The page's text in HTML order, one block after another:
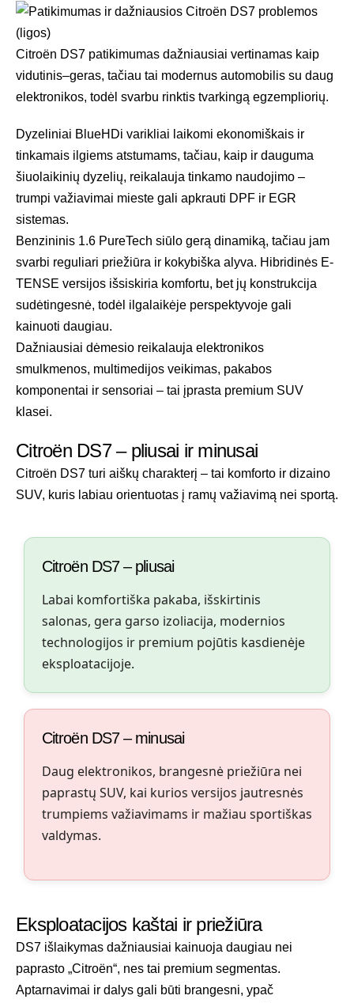
Citroën DS7 patikimumas dažniausiai vertinamas kaip
vidutinis–geras, tačiau tai modernus automobilis su daug
elektronikos, todėl svarbu rinktis tvarkingą egzempliorių.
Dyzeliniai BlueHDi varikliai laikomi ekonomiškais ir
tinkamais ilgiems atstumams, tačiau, kaip ir dauguma
šiuolaikinių dyzelių, reikalauja tinkamo naudojimo –
trumpi važiavimai mieste gali apkrauti DPF ir EGR
sistemas.
Benzininis 1.6 PureTech siūlo gerą dinamiką, tačiau jam
svarbi reguliari priežiūra ir kokybiška alyva. Hibridinės E-
TENSE versijos išsiskiria komfortu, bet jų konstrukcija
sudėtingesnė, todėl ilgalaikėje perspektyvoje gali
kainuoti daugiau.
Dažniausiai dėmesio reikalauja elektronikos
smulkmenos, multimedijos veikimas, pakabos
komponentai ir sensoriai – tai įprasta premium SUV
klasei.
Citroën DS7 – pliusai ir minusai
Citroën DS7 turi aiškų charakterį – tai komforto ir dizaino
SUV, kuris labiau orientuotas į ramų važiavimą nei sportą.
Citroën DS7 – pliusai
Labai komfortiška pakaba, išskirtinis
salonas, gera garso izoliacija, modernios
technologijos ir premium pojūtis kasdienėje
eksploatacijoje.
Citroën DS7 – minusai
Daug elektronikos, brangesnė priežiūra nei
paprastų SUV, kai kurios versijos jautresnės
trumpiems važiavimams ir mažiau sportiškas
valdymas.
Eksploatacijos kaštai ir priežiūra
DS7 išlaikymas dažniausiai kainuoja daugiau nei
paprasto „Citroën“, nes tai premium segmentas.
Aptarnavimai ir dalys gali būti brangesni, ypač